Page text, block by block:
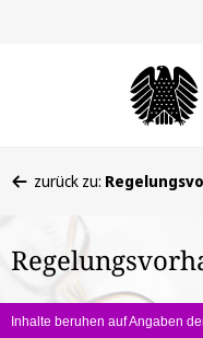
befinden
hier:
zurück zu:
Inhalte beruhen auf Angaben